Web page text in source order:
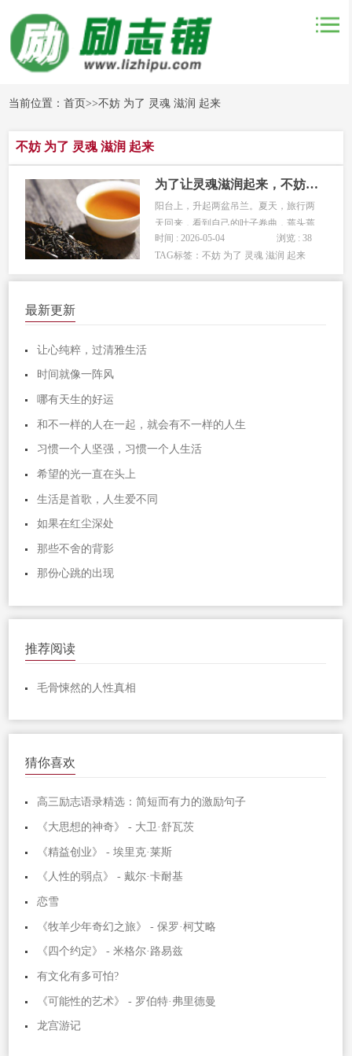
当前位置：首页>>不妨 为了 灵魂 滋润 起来
不妨 为了 灵魂 滋润 起来
为了让灵魂滋润起来，不妨拿起书来读
阳台上，升起两盆吊兰。夏天，旅行两
天回来，看到自己的叶子卷曲，蔫头蔫
脑，盆里的水。第二天早上，绿叶挂着
長長的茎和藤蔓，一簇簇年轻的吊兰挂
时间 : 2026-05-04
浏览 : 38
TAG标签：不妨 为了 灵魂 滋润 起来
最新更新
让心纯粹，过清雅生活
时间就像一阵风
哪有天生的好运
和不一样的人在一起，就会有不一样的人生
习惯一个人坚强，习惯一个人生活
希望的光一直在头上
生活是首歌，人生爱不同
如果在红尘深处
那些不舍的背影
那份心跳的出现
推荐阅读
毛骨悚然的人性真相
猜你喜欢
高三励志语录精选：简短而有力的激励句子
《大思想的神奇》 - 大卫·舒瓦茨
《精益创业》 - 埃里克·莱斯
《人性的弱点》 - 戴尔·卡耐基
恋雪
《牧羊少年奇幻之旅》 - 保罗·柯艾略
《四个约定》 - 米格尔·路易兹
有文化有多可怕?
《可能性的艺术》 - 罗伯特·弗里德曼
龙宫游记